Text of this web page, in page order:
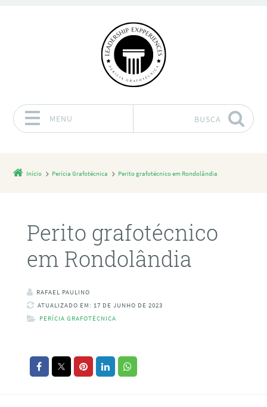
MENU BUSCA
Início Perícia Grafotécnica Perito grafotécnico em Rondolândia
Perito grafotécnico
em Rondolândia
RAFAEL PAULINO
ATUALIZADO EM: 17 DE JUNHO DE 2023
PERÍCIA GRAFOTÉCNICA